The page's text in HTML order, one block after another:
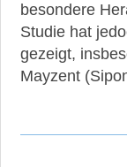
besondere
Studie hat
gezeigt,
Mayzent